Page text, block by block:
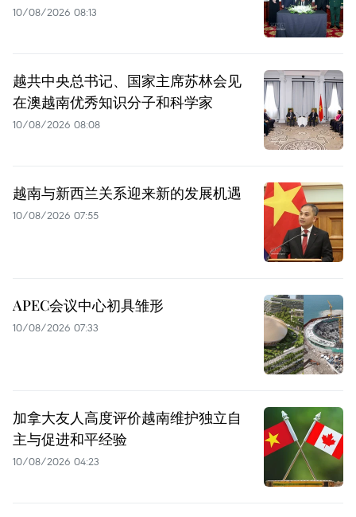
10/08/2026 08:13
越共中央总书记、国家主席苏林会见
在澳越南优秀知识分子和科学家
10/08/2026 08:08
越南与新西兰关系迎来新的发展机遇
10/08/2026 07:55
APEC会议中心初具雏形
10/08/2026 07:33
加拿大友人高度评价越南维护独立自
主与促进和平经验
10/08/2026 04:23